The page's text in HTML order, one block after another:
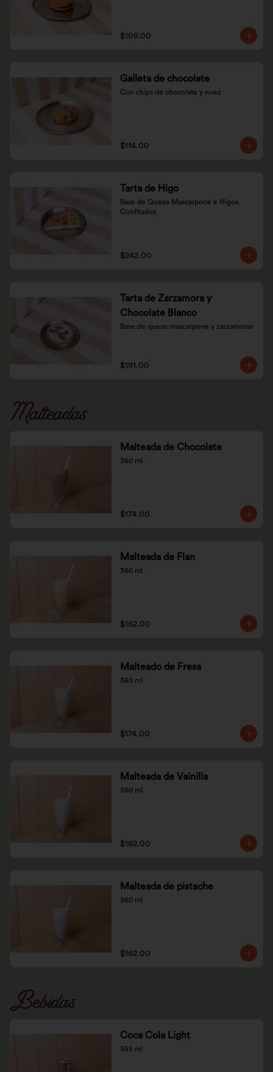
$109.00
Galleta de chocolate
Con chips de chocolate y nuez
$114.00
Tarta de Higo
Base de Queso Mascarpone e Higos
Confitados
$242.00
Tarta de Zarzamora y
Chocolate Blanco
Base de queso mascarpone y zarzamoras
$191.00
Malteadas
Malteada de Chocolate
360 ml
$174.00
Malteada de Flan
360 ml
$162.00
Malteado de Fresa
360 ml
$174.00
Malteada de Vainilla
360 ml
$162.00
Malteada de pistache
360 ml
$162.00
Bebidas
Coca Cola Light
355 ml